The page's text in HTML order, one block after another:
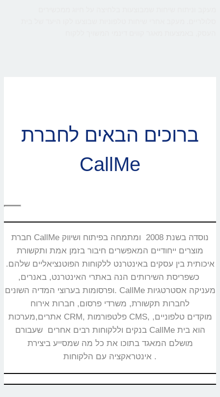
ברוכים הבאים לחברת
CallMe
חברת CallMe נוסדה בשנת 2008 ומתמחה בפיתוח ושיווק
מוצרים ייחודיים המאפשרים חיבור בזמן אמת ותקשורת
איכותית בין עסקים באינטרנט ללקוחות הפוטנציאליים שלהם.
כשפריסת השירותים הנה באתרי האינטרנט, באנרים,
ופרסומות בערוצי המדיה השונים. CallMe מעניקה אסטרטגיות
לחברות תקשורת, משרדי פרסום, חברות אירוח
אתרים,מערכות CRM, פלטפורמות CMS, מוקדים טלפוניים,
בנקים וללקוחות רבים אחרים שעבורם CallMe הוא בית
מושלם המאגד בתוכו את כל מה שמסייע ביצירת
אינטראקציה עם הלקוחות.